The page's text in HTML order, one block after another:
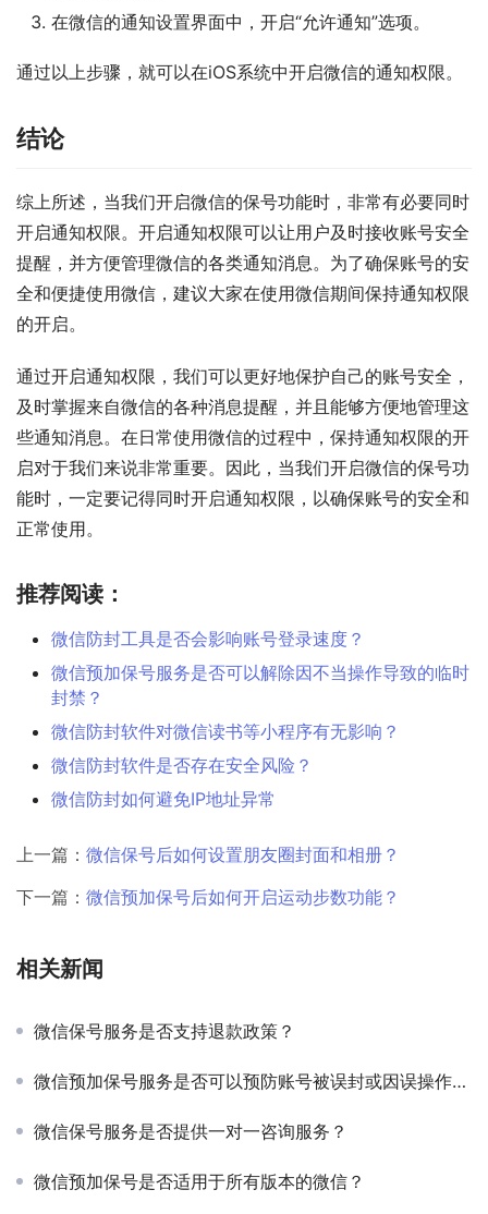
在微信的通知设置界面中，开启“允许通知”选项。
通过以上步骤，就可以在iOS系统中开启微信的通知权限。
结论
综上所述，当我们开启微信的保号功能时，非常有必要同时
开启通知权限。开启通知权限可以让用户及时接收账号安全
提醒，并方便管理微信的各类通知消息。为了确保账号的安
全和便捷使用微信，建议大家在使用微信期间保持通知权限
的开启。
通过开启通知权限，我们可以更好地保护自己的账号安全，
及时掌握来自微信的各种消息提醒，并且能够方便地管理这
些通知消息。在日常使用微信的过程中，保持通知权限的开
启对于我们来说非常重要。因此，当我们开启微信的保号功
能时，一定要记得同时开启通知权限，以确保账号的安全和
正常使用。
推荐阅读：
微信防封工具是否会影响账号登录速度？
微信预加保号服务是否可以解除因不当操作导致的临时
封禁？
微信防封软件对微信读书等小程序有无影响？
微信防封软件是否存在安全风险？
微信防封如何避免IP地址异常
上一篇： 微信保号后如何设置朋友圈封面和相册？
下一篇： 微信预加保号后如何开启运动步数功能？
相关新闻
微信保号服务是否支持退款政策？
微信预加保号服务是否可以预防账号被误封或因误操作被封禁？
微信保号服务是否提供一对一咨询服务？
微信预加保号是否适用于所有版本的微信？